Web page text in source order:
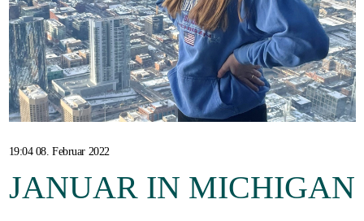
Preise
Gastfamilie
werden
19:04 08. Februar 2022
JANUAR IN MICHIGAN